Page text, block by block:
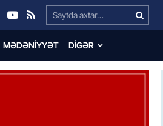
Search…
MƏDƏNIYYƏT DIGƏR